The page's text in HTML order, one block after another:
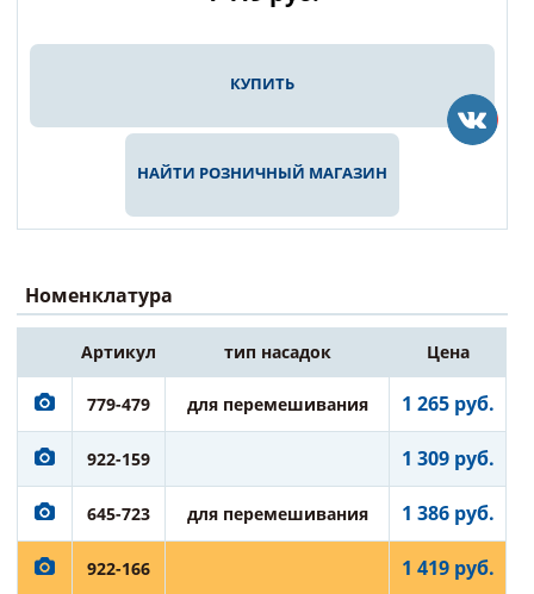
КУПИТЬ
НАЙТИ РОЗНИЧНЫЙ МАГАЗИН
Номенклатура
Артикул тип насадок Цена
779-479 для перемешивания 1 265 руб.
922-159 1 309 руб.
645-723 для перемешивания 1 386 руб.
922-166 1 419 руб.